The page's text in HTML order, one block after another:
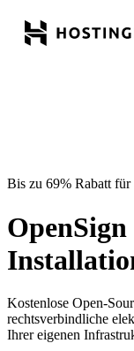
Bis zu 69% Rabatt für
Kostenlose Open-
rechtsverbindliche
Ihrer eigenen